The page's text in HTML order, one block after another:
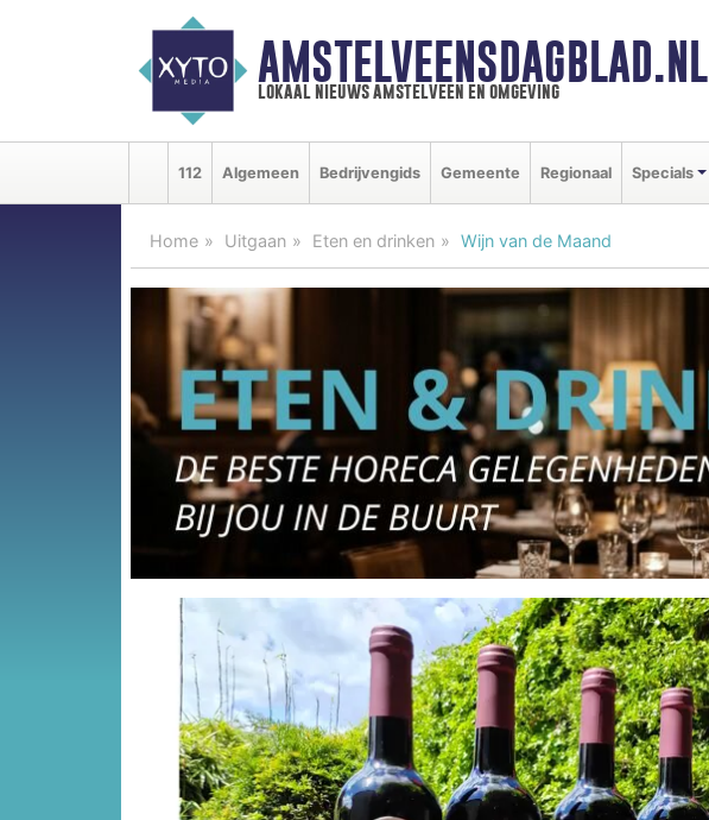
AMSTELVEENSDAGBLAD.NL
lokaal nieuws amstelveen en omgeving
112 Algemeen Bedrijvengids Gemeente Regionaal Specials
Home Uitgaan Eten en drinken Wijn van de Maand